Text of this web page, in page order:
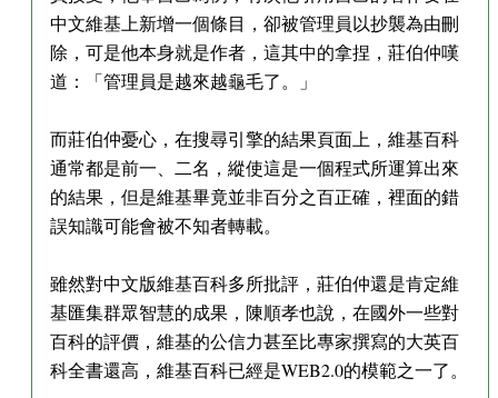
中文維基上新增一個條目，卻被管理員以抄襲為由刪
除，可是他本身就是作者，這其中的拿捏，莊伯仲嘆
道：「管理員是越來越龜毛了。」
而莊伯仲憂心，在搜尋引擎的結果頁面上，維基百科
通常都是前一、二名，縱使這是一個程式所運算出來
的結果，但是維基畢竟並非百分之百正確，裡面的錯
誤知識可能會被不知者轉載。
雖然對中文版維基百科多所批評，莊伯仲還是肯定維
基匯集群眾智慧的成果，陳順孝也說，在國外一些對
百科的評價，維基的公信力甚至比專家撰寫的大英百
科全書還高，維基百科已經是WEB2.0的模範之一了。